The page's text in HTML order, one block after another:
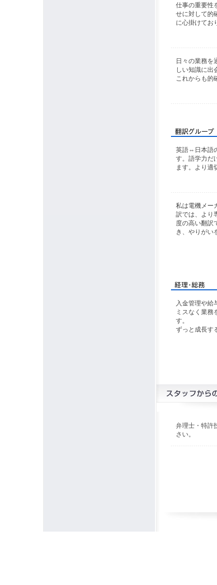
仕事の重要性
せに対して的
に心掛けてお
日々の業務を
しい知識に出
これからも的
英語⇔日本語
す。語学力だ
ます。より適
私は電機メー
訳では、より
度の高い翻訳
き、やりがい
入金管理や給
ミスなく業務
す。
ずっと成長す
弁理士・特許
さい。